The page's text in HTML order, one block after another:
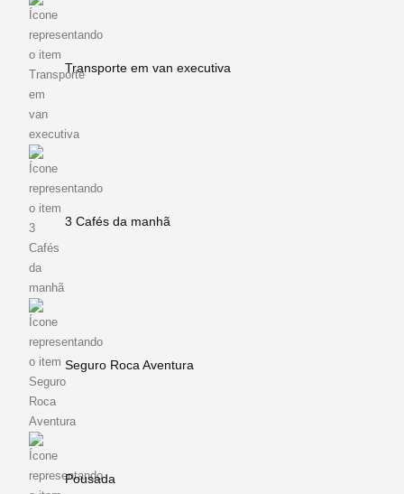
Transporte em van executiva
3 Cafés da manhã
Seguro Roca Aventura
Pousada